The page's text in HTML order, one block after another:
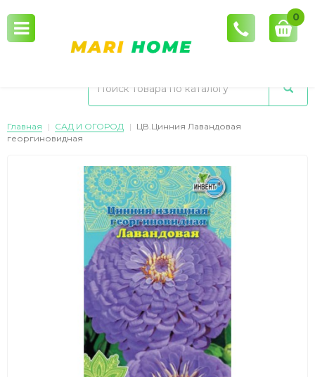
0
Главная САД И ОГОРОД
ЦВ.Цинния Лавандовая
георгиновидная